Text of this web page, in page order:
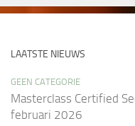
LAATSTE NIEUWS
GEEN CATEGORIE
Masterclass Certified
februari 2026